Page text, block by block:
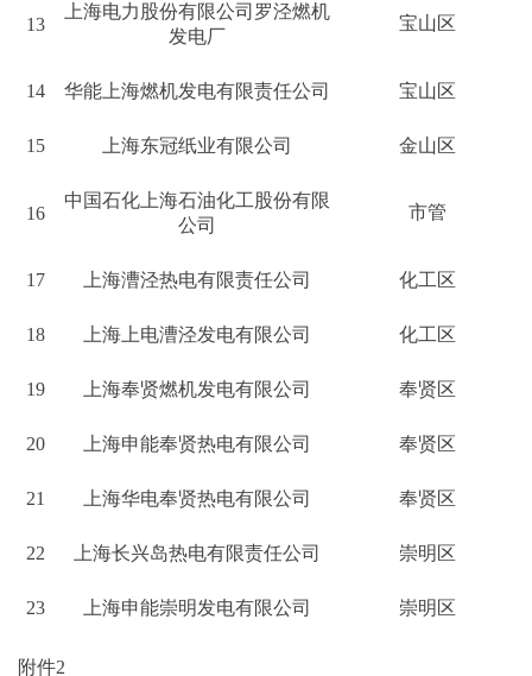
13
上海电力股份有限公司罗泾燃机
发电厂
宝山区
14 华能上海燃机发电有限责任公司 宝山区
15 上海东冠纸业有限公司 金山区
16
中国石化上海石油化工股份有限
公司
市管
17 上海漕泾热电有限责任公司 化工区
18 上海上电漕泾发电有限公司 化工区
19 上海奉贤燃机发电有限公司 奉贤区
20 上海申能奉贤热电有限公司 奉贤区
21 上海华电奉贤热电有限公司 奉贤区
22 上海长兴岛热电有限责任公司 崇明区
23 上海申能崇明发电有限公司 崇明区
附件2